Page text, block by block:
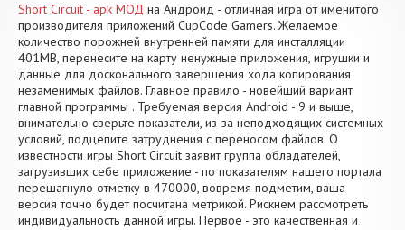
Short Circuit - apk МОД на Андроид - отличная игра от именитого
производителя приложений CupCode Gamers. Желаемое
количество порожней внутренней памяти для инсталляции
401MB, перенесите на карту ненужные приложения, игрушки и
данные для досконального завершения хода копирования
незаменимых файлов. Главное правило - новейший вариант
главной программы . Требуемая версия Android - 9 и выше,
внимательно сверьте показатели, из-за неподходящих системных
условий, подцепите затруднения с переносом файлов. О
известности игры Short Circuit заявит группа обладателей,
загрузивших себе приложение - по показателям нашего портала
перешагнуло отметку в 470000, вовремя подметим, ваша
версия точно будет посчитана метрикой. Рискнем рассмотреть
индивидуальность данной игры. Первое - это качественная и